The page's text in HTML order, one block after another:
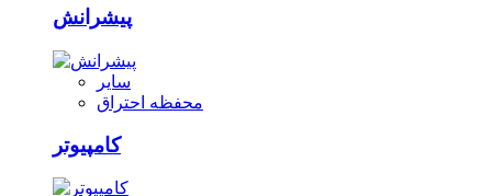
پیشرانش
سایر
محفظه احتراق
کامپیوتر